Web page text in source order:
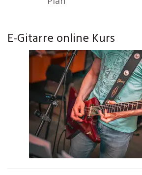
E-Gitarre online Kurs